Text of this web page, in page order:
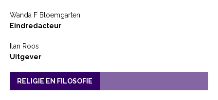
Wanda F Bloemgarten
Eindredacteur
Ilan Roos
Uitgever
RELIGIE EN FILOSOFIE